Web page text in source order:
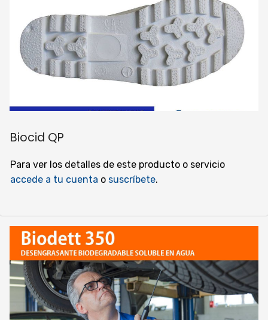
Biocid QP
Para ver los detalles de este producto o servicio
accede a tu cuenta o suscríbete.